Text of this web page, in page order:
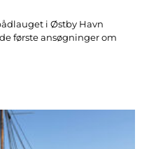
i Østby Havn
første ansøgninger om